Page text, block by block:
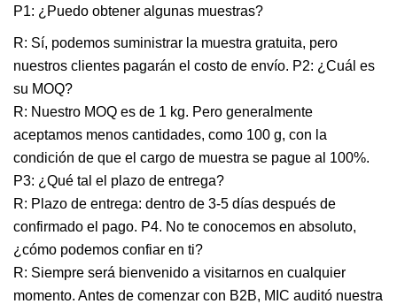
P1: ¿Puedo obtener algunas muestras?
R: Sí, podemos suministrar la muestra gratuita, pero
nuestros clientes pagarán el costo de envío. P2: ¿Cuál es
su MOQ?
R: Nuestro MOQ es de 1 kg. Pero generalmente
aceptamos menos cantidades, como 100 g, con la
condición de que el cargo de muestra se pague al 100%.
P3: ¿Qué tal el plazo de entrega?
R: Plazo de entrega: dentro de 3-5 días después de
confirmado el pago. P4. No te conocemos en absoluto,
¿cómo podemos confiar en ti?
R: Siempre será bienvenido a visitarnos en cualquier
momento. Antes de comenzar con B2B, MIC auditó nuestra